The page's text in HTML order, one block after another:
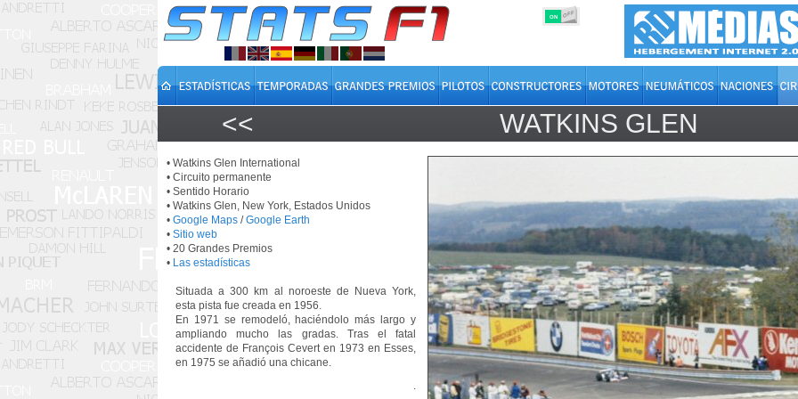
ON OFF
<< WATKINS GLEN
• Watkins Glen International
• Circuito permanente
• Sentido Horario
• Watkins Glen, New York, Estados Unidos
• Google Maps /Google Earth
• Sitio web
• 20 Grandes Premios
• Las estadísticas
Situada a 300 km al noroeste de Nueva York,
esta pista fue creada en 1956.
En 1971 se remodeló, haciéndolo más largo y
ampliando mucho las gradas. Tras el fatal
accidente de François Cevert en 1973 en Esses,
en 1975 se añadió una chicane.
.